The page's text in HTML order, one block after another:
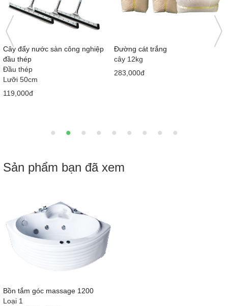
Cây đẩy nước sàn công nghiệp
đầu thép
Đầu thép
Lưỡi 50cm
119,000đ
Đường cát trắng
cây 12kg
283,000đ
Sản phẩm bạn đã xem
Bồn tắm góc massage 1200
Loại 1